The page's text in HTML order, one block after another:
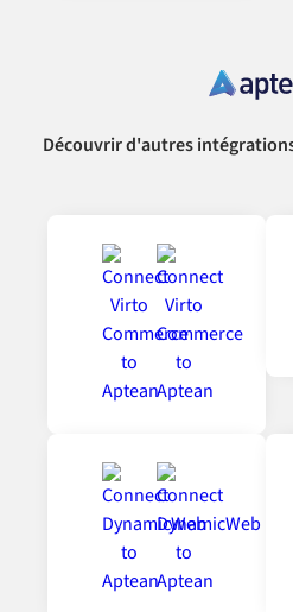
Découvrir d'autres